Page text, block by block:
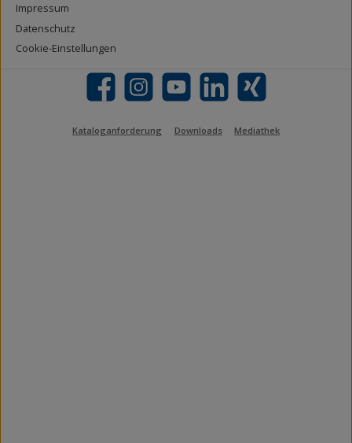
Impressum
Datenschutz
Cookie-Einstellungen
Facebook Instagram YouTube LinkedIn Xing
Kataloganforderung Downloads Mediathek